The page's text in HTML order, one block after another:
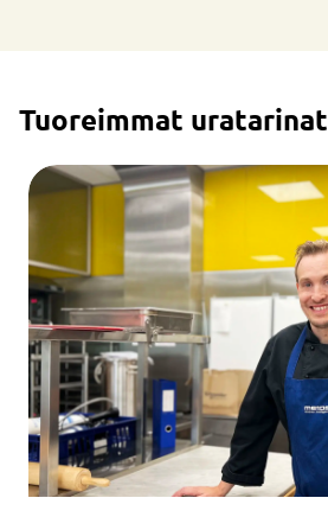
Tuoreimmat uratarinat